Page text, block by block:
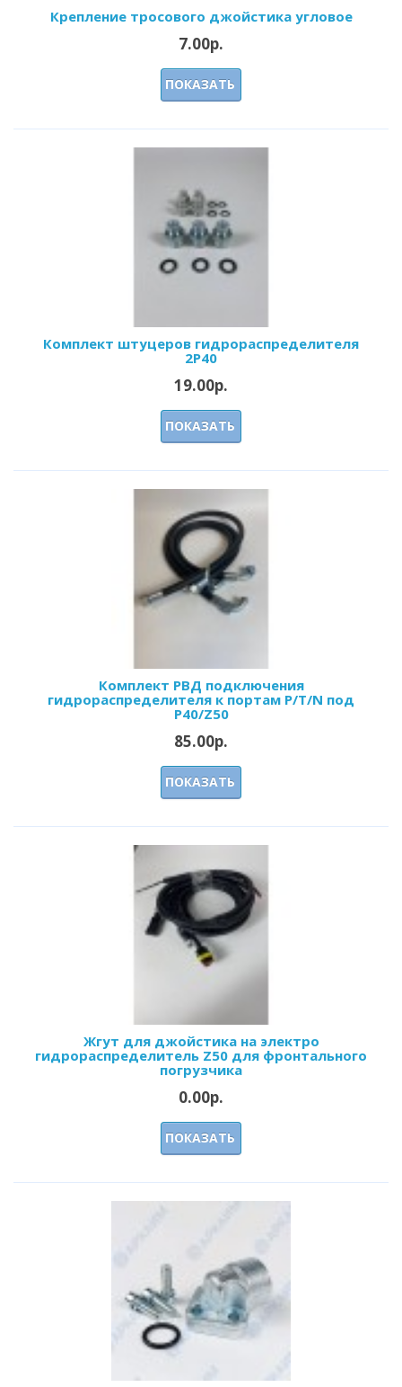
Крепление тросового джойстика угловое
7.00р.
ПОКАЗАТЬ
Комплект штуцеров гидрораспределителя
2Р40
19.00р.
ПОКАЗАТЬ
Комплект РВД подключения
гидрораспределителя к портам P/T/N под
Р40/Z50
85.00р.
ПОКАЗАТЬ
Жгут для джойстика на электро
гидрораспределитель Z50 для фронтального
погрузчика
0.00р.
ПОКАЗАТЬ